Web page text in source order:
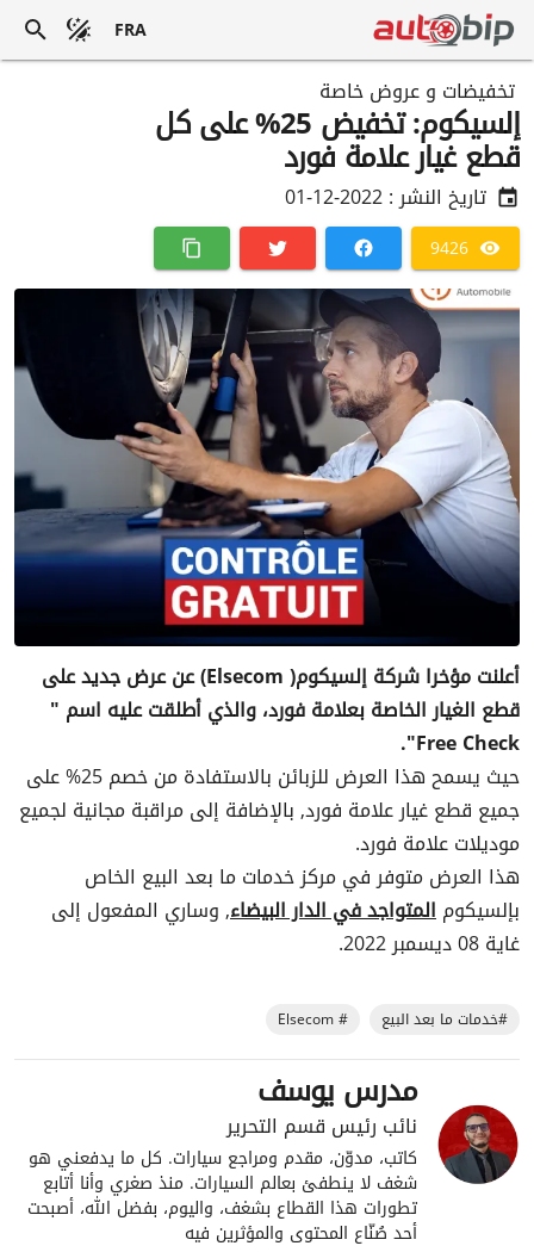
FRA
تخفيضات و عروض خاصة
إلسيكوم: تخفيض 25% على كل
قطع غيار علامة فورد
تاريخ النشر :2022-12-01
9426
أعلنت مؤخرا شركة إلسيكوم( Elsecom)
عن عرض جديد على
قطع الغيار الخاصة بعلامة فورد، والذي أطلقت عليه اسم "
Free Check".
حيث يسمح هذا العرض للزبائن بالاستفادة من خصم 25% على
جميع قطع غيار علامة فورد, بالإضافة إلى مراقبة مجانية لجميع
موديلات علامة فورد.
هذا العرض متوفر في مركز خدمات ما بعد البيع الخاص
بإلسيكومالمتواجد في الدار البيضاء, وساري المفعول إلى
غاية 08 ديسمبر 2022.
#خدمات ما بعد البيع # Elsecom
مدرس يوسف
نائب رئيس قسم التحرير
كاتب، مدوّن، مقدم ومراجع سيارات. كل ما يدفعني هو
شغف لا ينطفئ بعالم السيارات. منذ صغري وأنا أتابع
تطورات هذا القطاع بشغف، واليوم، بفضل الله، أصبحت
أحد صُنّاع المحتوى والمؤثرين فيه